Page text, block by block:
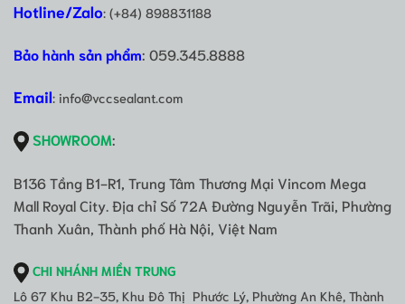
Hotline/Zalo: (+84) 898831188
Bảo hành sản phẩm: 059.345.8888
Email: info@vccsealant.com
SHOWROOM:
B136 Tầng B1-R1, Trung Tâm Thương Mại Vincom Mega
Mall Royal City. Địa chỉ Số 72A Đường Nguyễn Trãi, Phường
Thanh Xuân, Thành phố Hà Nội, Việt Nam
CHI NHÁNH MIỀN TRUNG
Lô 67 Khu B2-35, Khu Đô Thị Phước Lý, Phường An Khê, Thành